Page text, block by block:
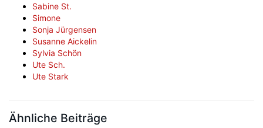
Sabine St.
Simone
Sonja Jürgensen
Susanne Aickelin
Sylvia Schön
Ute Sch.
Ute Stark
Ähnliche Beiträge